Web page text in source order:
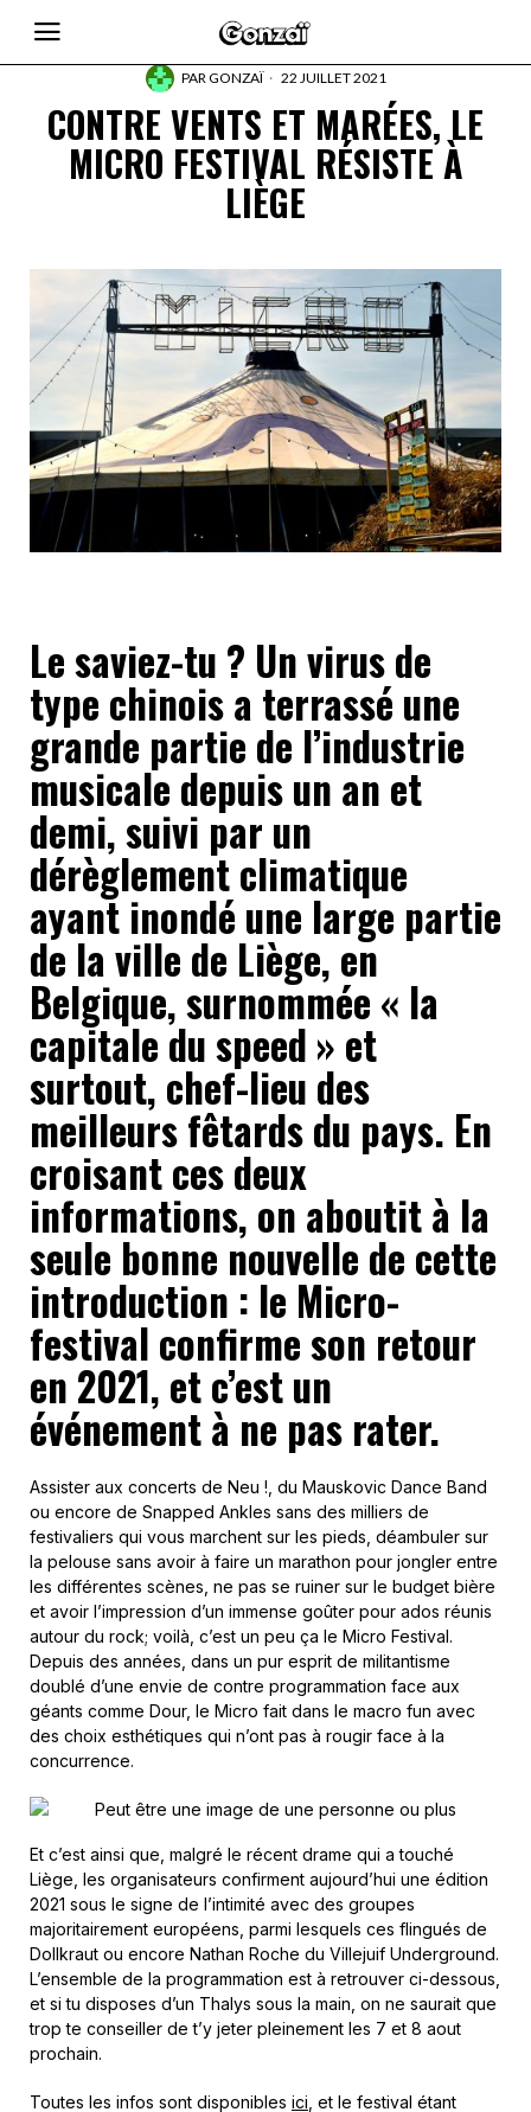
PARGONZAÏ 22 JUILLET 2021
CONTRE VENTS ET MARÉES, LE
MICRO FESTIVAL RÉSISTE À
LIÈGE
Le saviez-tu ? Un virus de
type chinois a terrassé une
grande partie de l’industrie
musicale depuis un an et
demi, suivi par un
dérèglement climatique
ayant inondé une large partie
de la ville de Liège, en
Belgique, surnommée « la
capitale du speed » et
surtout, chef-lieu des
meilleurs fêtards du pays. En
croisant ces deux
informations, on aboutit à la
seule bonne nouvelle de cette
introduction : le Micro-
festival confirme son retour
en 2021, et c’est un
événement à ne pas rater.
Assister aux concerts de Neu !, du Mauskovic Dance Band
ou encore de Snapped Ankles sans des milliers de
festivaliers qui vous marchent sur les pieds, déambuler sur
la pelouse sans avoir à faire un marathon pour jongler entre
les différentes scènes, ne pas se ruiner sur le budget bière
et avoir l’impression d’un immense goûter pour ados réunis
autour du rock; voilà, c’est un peu ça le Micro Festival.
Depuis des années, dans un pur esprit de militantisme
doublé d’une envie de contre programmation face aux
géants comme Dour, le Micro fait dans le macro fun avec
des choix esthétiques qui n’ont pas à rougir face à la
concurrence.
Et c’est ainsi que, malgré le récent drame qui a touché
Liège, les organisateurs confirment aujourd’hui une édition
2021 sous le signe de l’intimité avec des groupes
majoritairement européens, parmi lesquels ces flingués de
Dollkraut ou encore Nathan Roche du Villejuif Underground.
L’ensemble de la programmation est à retrouver ci-dessous,
et si tu disposes d’un Thalys sous la main, on ne saurait que
trop te conseiller de t’y jeter pleinement les 7 et 8 aout
prochain.
Toutes les infos sont disponibles ici , et le festival étant